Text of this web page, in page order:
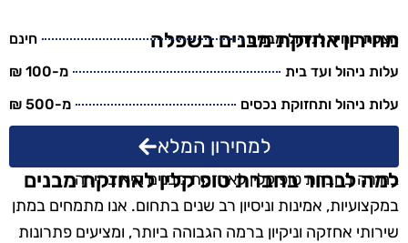
מחירון אחזקת מבנים בשפלה
הצעת מחיר לניהול מבנים
חינם
עלות ניהול ועד בית
מ-100 ₪
עלות ניהול ותחזוקת נכסים
מ-500 ₪
למחירון המלא
למה לבחור בחברת טופ קלין לאחזקת מבנים
בחירה בחברת טופ קלין לאחזקת מבנים היא בחירה
במקצועיות, אמינות וניסיון רב שנים בתחום. אנו מתמחים במתן
שירותי אחזקה וניקיון ברמה הגבוהה ביותר, ומציעים פתרונות